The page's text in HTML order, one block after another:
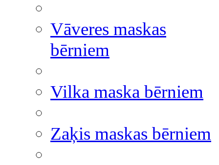
Vāveres maskas
bērniem
Vilka maska bērniem
Zaķis maskas bērniem